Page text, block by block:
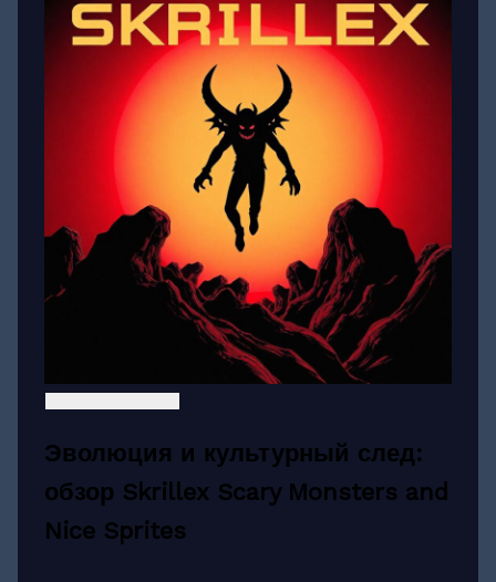
Эволюция и культурный след:
обзор Skrillex Scary Monsters and
Nice Sprites